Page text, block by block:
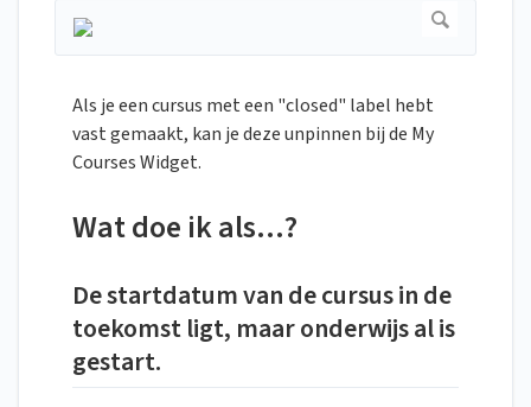
Als je een cursus met een "closed" label hebt
vast gemaakt, kan je deze unpinnen bij de My
Courses Widget.
Wat doe ik als...?
De startdatum van de cursus in de
toekomst ligt, maar onderwijs al is
gestart.